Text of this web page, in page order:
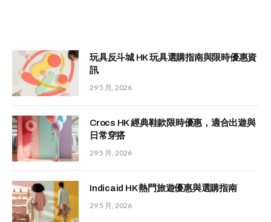
玩具反斗城 HK 玩具選購指南與限時優惠資
訊
29 5 月, 2026
Crocs HK 經典鞋款限時優惠，適合出遊與
日常穿搭
29 5 月, 2026
Indicaid HK 熱門旅遊優惠與選購指南
29 5 月, 2026